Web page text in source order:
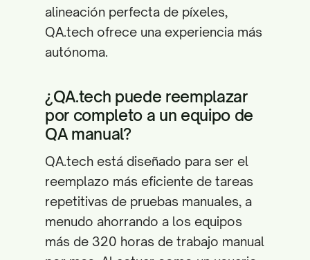
alineación perfecta de píxeles,
QA.tech ofrece una experiencia más
autónoma.
¿QA.tech puede reemplazar
por completo a un equipo de
QA manual?
QA.tech está diseñado para ser el
reemplazo más eficiente de tareas
repetitivas de pruebas manuales, a
menudo ahorrando a los equipos
más de 320 horas de trabajo manual